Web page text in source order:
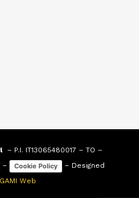
– P.I. IT13065480017 – TO –
– Cookie Policy
– Designed
Web